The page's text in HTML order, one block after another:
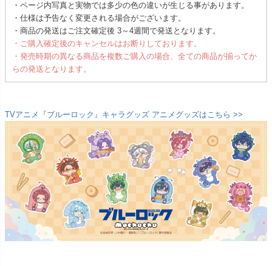
・ページ内写真と実物では多少の色の違いが生じる事があります。
・仕様は予告なく変更される場合がございます。
・商品の発送はご注文確定後 3～4週間で発送となります。
・ご購入確定後のキャンセルはお断りしております。
・発売時期の異なる商品を複数ご購入の場合、全ての商品が揃ってか
らの発送となります。
TVアニメ『ブルーロック』キャラグッズ アニメグッズはこちら >>